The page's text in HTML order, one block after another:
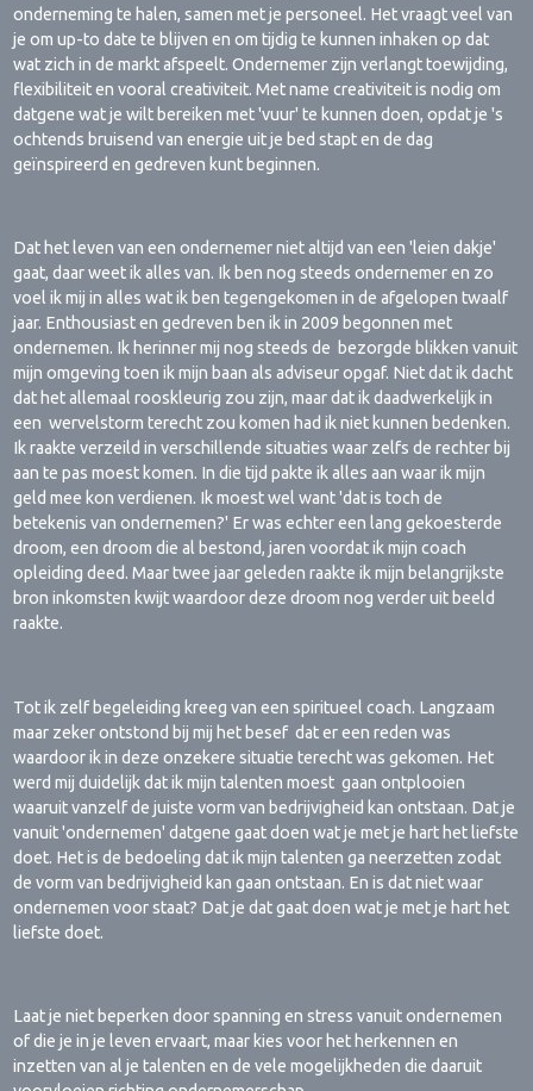
onderneming te halen, samen met je personeel. Het vraagt veel van
je om up-to date te blijven en om tijdig te kunnen inhaken op dat
wat zich in de markt afspeelt. Ondernemer zijn verlangt toewijding,
flexibiliteit en vooral creativiteit. Met name creativiteit is nodig om
datgene wat je wilt bereiken met 'vuur' te kunnen doen, opdat je 's
ochtends bruisend van energie uit je bed stapt en de dag
geïnspireerd en gedreven kunt beginnen.
Dat het leven van een ondernemer niet altijd van een 'leien dakje'
gaat, daar weet ik alles van. Ik ben nog steeds ondernemer en zo
voel ik mij in alles wat ik ben tegengekomen in de afgelopen twaalf
jaar. Enthousiast en gedreven ben ik in 2009 begonnen met
ondernemen. Ik herinner mij nog steeds de bezorgde blikken vanuit
mijn omgeving toen ik mijn baan als adviseur opgaf. Niet dat ik dacht
dat het allemaal rooskleurig zou zijn, maar dat ik daadwerkelijk in
een wervelstorm terecht zou komen had ik niet kunnen bedenken.
Ik raakte verzeild in verschillende situaties waar zelfs de rechter bij
aan te pas moest komen. In die tijd pakte ik alles aan waar ik mijn
geld mee kon verdienen. Ik moest wel want 'dat is toch de
betekenis van ondernemen?' Er was echter een lang gekoesterde
droom, een droom die al bestond, jaren voordat ik mijn coach
opleiding deed. Maar twee jaar geleden raakte ik mijn belangrijkste
bron inkomsten kwijt waardoor deze droom nog verder uit beeld
raakte.
Tot ik zelf begeleiding kreeg van een spiritueel coach. Langzaam
maar zeker ontstond bij mij het besef dat er een reden was
waardoor ik in deze onzekere situatie terecht was gekomen. Het
werd mij duidelijk dat ik mijn talenten moest gaan ontplooien
waaruit vanzelf de juiste vorm van bedrijvigheid kan ontstaan. Dat je
vanuit 'ondernemen' datgene gaat doen wat je met je hart het liefste
doet. Het is de bedoeling dat ik mijn talenten ga neerzetten zodat
de vorm van bedrijvigheid kan gaan ontstaan. En is dat niet waar
ondernemen voor staat? Dat je dat gaat doen wat je met je hart het
liefste doet.
Laat je niet beperken door spanning en stress vanuit ondernemen
of die je in je leven ervaart, maar kies voor het herkennen en
inzetten van al je talenten en de vele mogelijkheden die daaruit